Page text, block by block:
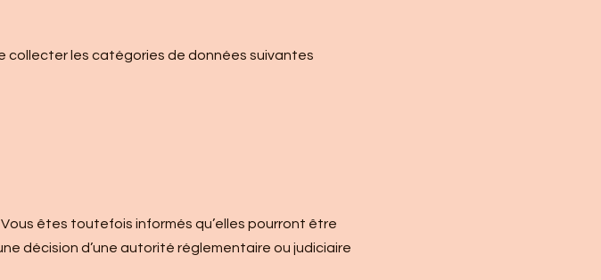
collecter les catégories de données suivantes
êtes toutefois informés qu’elles pourront être
décision d’une autorité réglementaire ou judiciaire